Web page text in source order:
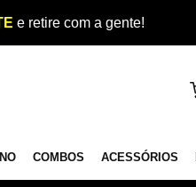
e retire com a gente!
COMBOS ACESSÓRIOS